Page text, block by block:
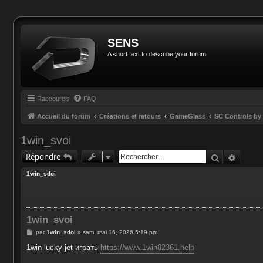
SENS
A short text to describe your forum
Raccourcis FAQ
Accueil du forum Créations et retours GameGlass SC Controls by
1win_svoi
Répondre Rechercher
1win_sdoi
1win_svoi
M
s
par1win_sdoi » sam. mai 16, 2026 5:19 pm
1win lucky jet играть https://www.1win82361.help